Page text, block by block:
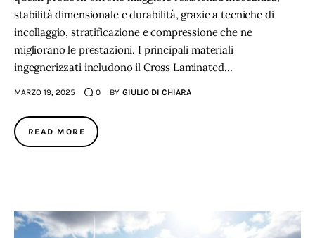
stabilità dimensionale e durabilità, grazie a tecniche di
incollaggio, stratificazione e compressione che ne
migliorano le prestazioni. I principali materiali
ingegnerizzati includono il Cross Laminated…
MARZO 19, 2025 0 BY GIULIO DI CHIARA
READ MORE